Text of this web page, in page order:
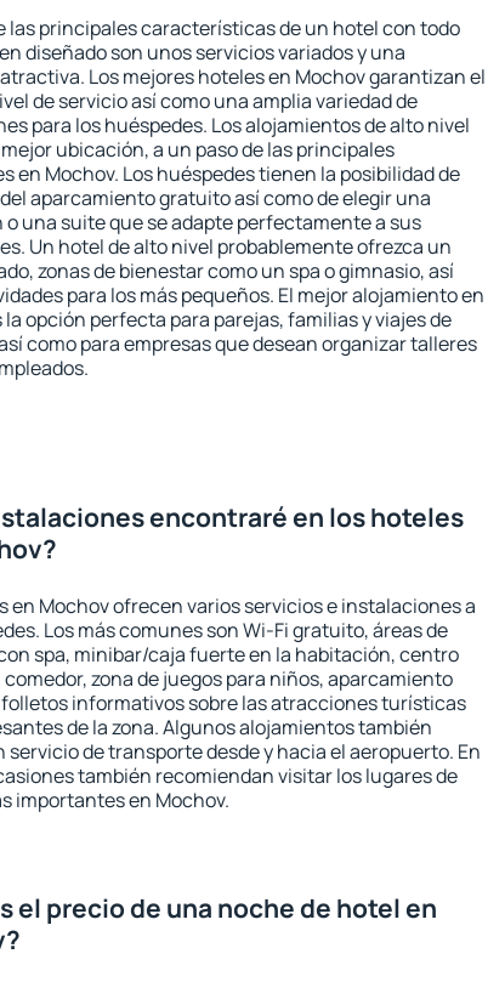
las principales características de un hotel con todo
diseñado son unos servicios variados y una
Los mejores hoteles en Mochov garantizan el
de servicio así como una amplia variedad de
para los huéspedes. Los alojamientos de alto nivel
ubicación, a un paso de las principales
en Mochov. Los huéspedes tienen la posibilidad de
aparcamiento gratuito así como de elegir una
una suite que se adapte perfectamente a sus
Un hotel de alto nivel probablemente ofrezca un
zonas de bienestar como un spa o gimnasio, así
para los más pequeños. El mejor alojamiento en
la opción perfecta para parejas, familias y viajes de
como para empresas que desean organizar talleres
encontraré en los hoteles
en Mochov ofrecen varios servicios e instalaciones a
Los más comunes son Wi-Fi gratuito, áreas de
spa, minibar/caja fuerte en la habitación, centro
zona de juegos para niños, aparcamiento
informativos sobre las atracciones turísticas
de la zona. Algunos alojamientos también
de transporte desde y hacia el aeropuerto. En
también recomiendan visitar los lugares de
importantes en Mochov.
el precio de una noche de hotel en